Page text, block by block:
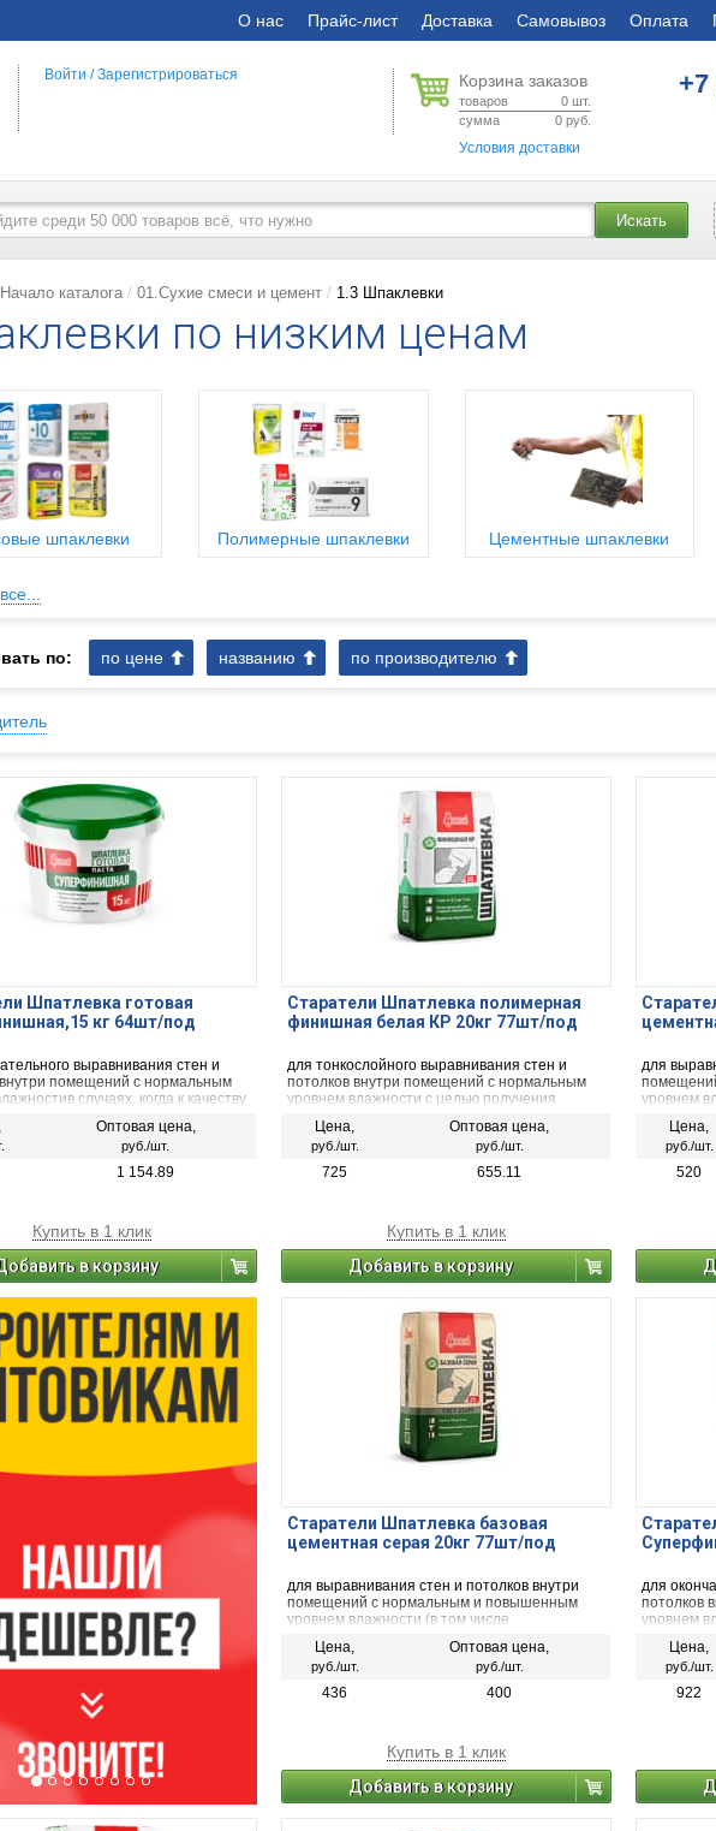
О нас Прайс-лист Доставка Самовывоз Оплата
Корзина заказов
товаров 0 шт.
сумма
0 руб.
Условия доставки
+7
Войти /Зарегистрироваться
Искать
Начало каталога 01.Сухие смеси и цемент 1.3 Шпаклевки
по низким ценам
шпаклевки Полимерные шпаклевки Цементные шпаклевки
по: по цене названию по производителю
Шпатлевка готовая
кг 64шт/под
выравнивания стен и
помещений с нормальным
случаях, когда к качеству
повышенные требования.
Оптовая цена,
руб./шт.
1 154.89
Купить в 1 клик
в корзину
Старатели Шпатлевка полимерная
финишная белая КР 20кг 77шт/под
для тонкослойного выравнивания стен и
потолков внутри помещений с нормальным
уровнем влажности с целью получения
под последующую окраску, оклейку тонкими
обоями и другие виды декоративных
покрытий.
Цена,
руб./шт.
Оптовая цена,
руб./шт.
725 655.11
Купить в 1 клик
Добавить в корзину
для
уровнем
Цена,
руб./шт.
520
Старатели Шпатлевка базовая
цементная серая 20кг 77шт/под
для выравнивания стен и потолков внутри
помещений с нормальным и повышенным
уровнем влажности (в том числе
комнат, дверных и оконных откосов, «теплых»
балконов и террас.
Цена,
руб./шт.
Оптовая цена,
руб./шт.
436 400
Купить в 1 клик
Добавить в корзину
для
потолков
уровнем
Цена,
руб./шт.
922